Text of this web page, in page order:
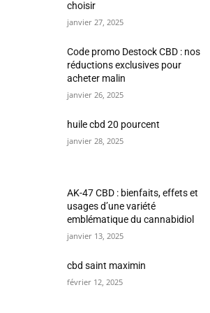
choisir
janvier 27, 2025
Code promo Destock CBD : nos
réductions exclusives pour
acheter malin
janvier 26, 2025
huile cbd 20 pourcent
janvier 28, 2025
AK-47 CBD : bienfaits, effets et
usages d’une variété
emblématique du cannabidiol
janvier 13, 2025
cbd saint maximin
février 12, 2025